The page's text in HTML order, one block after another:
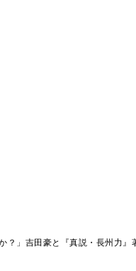
？」吉田豪と『真説・長州力』